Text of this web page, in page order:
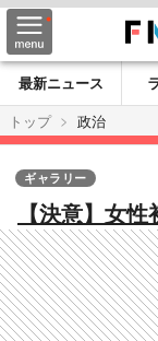
最新ニュース
トップ
政治
【決意】女
に決定 X
で覚悟語る
フバランス捨
ギャラリー